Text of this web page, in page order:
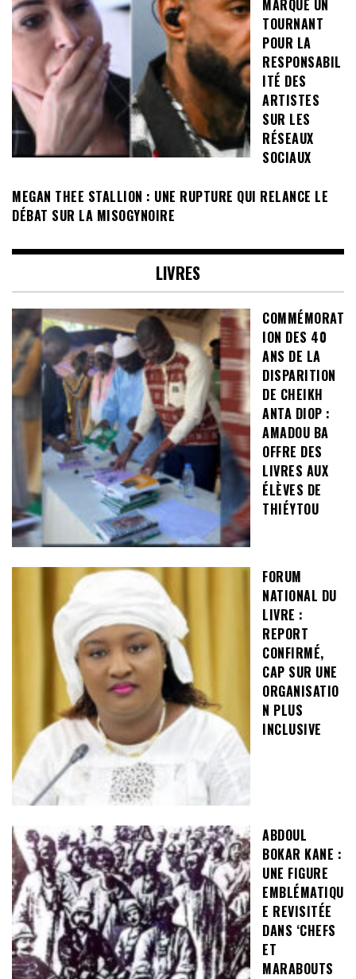
MARQUE UN
TOURNANT
POUR LA
RESPONSABIL
ITÉ DES
ARTISTES
SUR LES
RÉSEAUX
SOCIAUX
MEGAN THEE STALLION : UNE RUPTURE QUI RELANCE LE
DÉBAT SUR LA MISOGYNOIRE
LIVRES
COMMÉMORAT
ION DES 40
ANS DE LA
DISPARITION
DE CHEIKH
ANTA DIOP :
AMADOU BA
OFFRE DES
LIVRES AUX
ÉLÈVES DE
THIÉYTOU
FORUM
NATIONAL DU
LIVRE :
REPORT
CONFIRMÉ,
CAP SUR UNE
ORGANISATIO
N PLUS
INCLUSIVE
ABDOUL
BOKAR KANE :
UNE FIGURE
EMBLÉMATIQU
E REVISITÉE
DANS ‘CHEFS
ET
MARABOUTS